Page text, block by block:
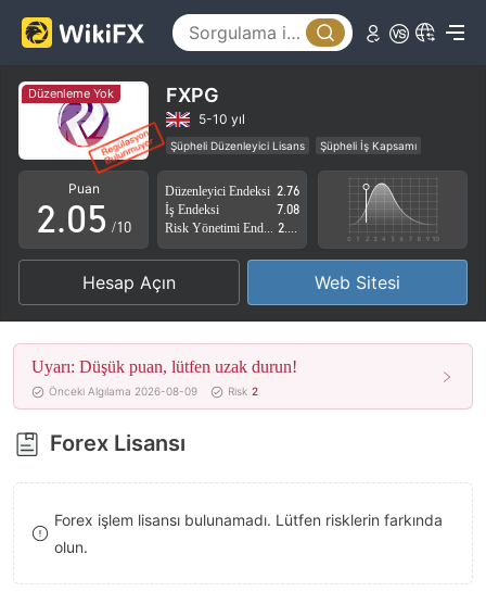
Düzenleme Yok FXPG
5-10 yıl
Şüpheli Düzenleyici Lisans
Şüpheli İş Kapsamı
Yüksek düzeyde potansiyel risk
Puan
1
2
3
4
5
6
7
8
9
.0
1
2
3
4
5
6
7
8
1
2
3
4
5
6
7
8
9
/10
Düzenleyici Endeksi 2.76
İş Endeksi
7.08
Hesap Açın Web Sitesi
Uyarı: Düşük puan, lütfen uzak durun!
Önceki Algılama 2026-08-09 Risk 2
Forex Lisansı
Forex işlem lisansı bulunamadı. Lütfen risklerin farkında
olun.